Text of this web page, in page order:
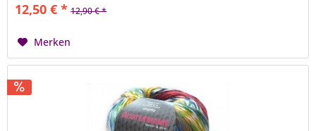
12,50 € * 12,90 € *
Merken